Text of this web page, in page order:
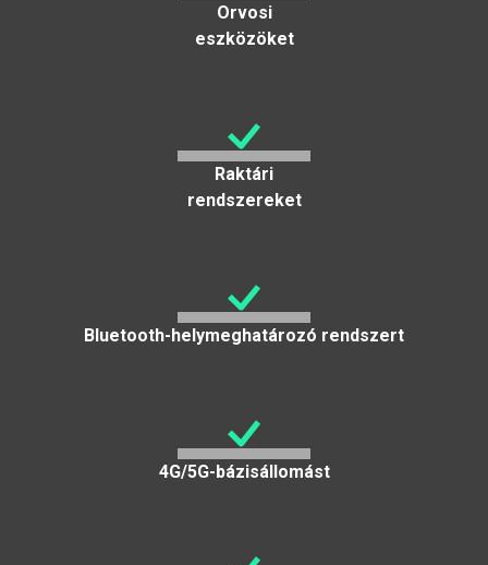
Orvosi
eszközöket
Raktári
rendszereket
Bluetooth-helymeghatározó rendszert
4G/5G-bázisállomást